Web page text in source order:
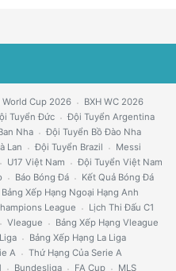
World Cup 2026
BXH WC 2026
Tuyển Đức
Đội Tuyển Argentina
Nha
Đội Tuyển Bồ Đào Nha
Lan Đội Tuyển Brazil
Messi
U17 Việt Nam
Đội Tuyển Việt Nam
Báo Bóng Đá
Kết Quả Bóng Đá
Bảng Xếp Hạng Ngoại Hạng Anh
League
Lịch Thi Đấu C1
Vleague
Bảng Xếp Hạng Vleague
Bảng Xếp Hạng La Liga
A
Thứ Hạng Của Serie A
Bundesliga FA Cup MLS